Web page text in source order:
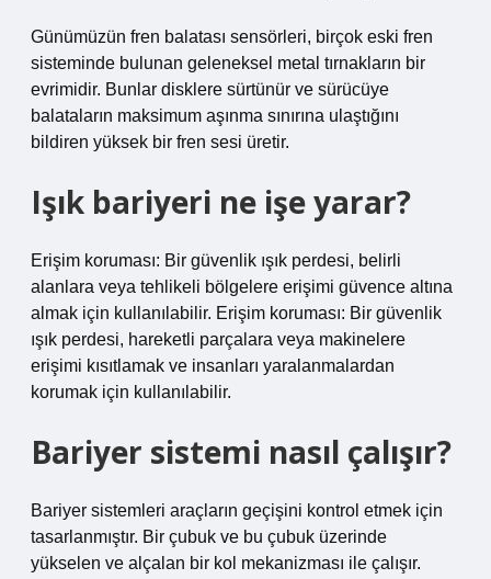
Günümüzün fren balatası sensörleri, birçok eski fren
sisteminde bulunan geleneksel metal tırnakların bir
evrimidir. Bunlar disklere sürtünür ve sürücüye
balataların maksimum aşınma sınırına ulaştığını
bildiren yüksek bir fren sesi üretir.
Işık bariyeri ne işe yarar?
Erişim koruması: Bir güvenlik ışık perdesi, belirli
alanlara veya tehlikeli bölgelere erişimi güvence altına
almak için kullanılabilir. Erişim koruması: Bir güvenlik
ışık perdesi, hareketli parçalara veya makinelere
erişimi kısıtlamak ve insanları yaralanmalardan
korumak için kullanılabilir.
Bariyer sistemi nasıl çalışır?
Bariyer sistemleri araçların geçişini kontrol etmek için
tasarlanmıştır. Bir çubuk ve bu çubuk üzerinde
yükselen ve alçalan bir kol mekanizması ile çalışır.